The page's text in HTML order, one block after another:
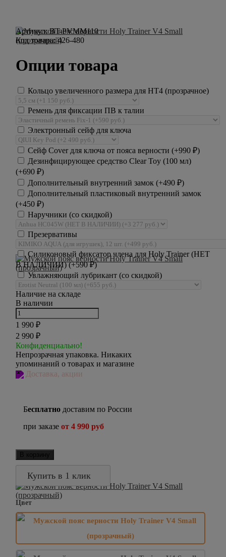
Артикул:BT-PVMM110
Код товара:426-480
Опции товара
Кольцо увеличенного размера для HT4 (прозрачное)
Ремень для фиксации ПВ к талии
Электронный сейф для ключа
Сейф Cover для ключа от пояса верности (+990 ₽)
Дезинфицирующее средство Clear Toy (100 мл)
(+690 ₽)
Дополнительный внутренний замок (+490 ₽)
Дополнительный пластиковый внутренний замок
(+450 ₽)
Наручники (со скидкой)
Презервативы
Силиконовый фиксатор члена для Holy Trainer (НЕТ
В НАЛИЧИИ) (+590₽)
Увлажняющий лубрикант (со скидкой)
Наличие на складе
В наличии
1 990 ₽
2 990 ₽
Конфиденциально!
Непрозрачная упаковка. Никаких
упоминаний о товарах и магазине
Доставка, акции
Бесплатно доставим по России
при заказе от 4 990 руб
В корзину
Купить в 1 клик
Цвет